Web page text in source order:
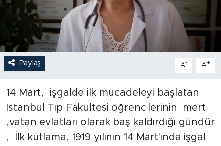
Paylaş A- A+
14 Mart, işgalde ilk mücadeleyi başlatan
İstanbul Tıp Fakültesi öğrencilerinin mert
,vatan evlatları olarak baş kaldırdığı gündür
, İlk kutlama, 1919 yılının 14 Mart'ında işgal